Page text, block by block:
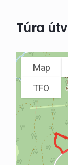
Túra
Map
TFO